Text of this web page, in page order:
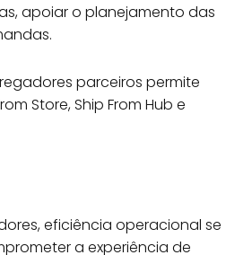
apoiar o planejamento das
parceiros permite
Store, Ship From Hub e
eficiência operacional se
a experiência de